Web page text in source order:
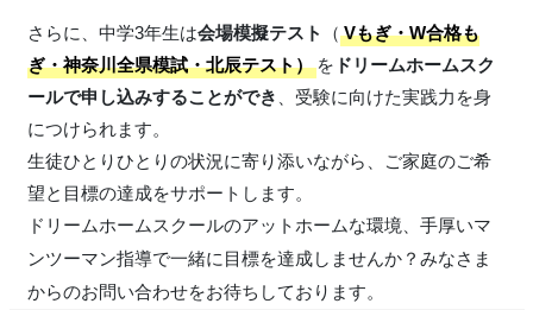
さらに、中学3年生は会場模擬テスト （ Vもぎ・W合格も
ぎ・神奈川全県模試・北辰テスト）を ドリームホームスク
ールで申し込みすることができ 、受験に向けた実践力を身
につけられます。
生徒ひとりひとりの状況に寄り添いながら、ご家庭のご希
望と目標の達成をサポートします。
ドリームホームスクールのアットホームな環境、手厚いマ
ンツーマン指導で一緒に目標を達成しませんか？みなさま
からのお問い合わせをお待ちしております。